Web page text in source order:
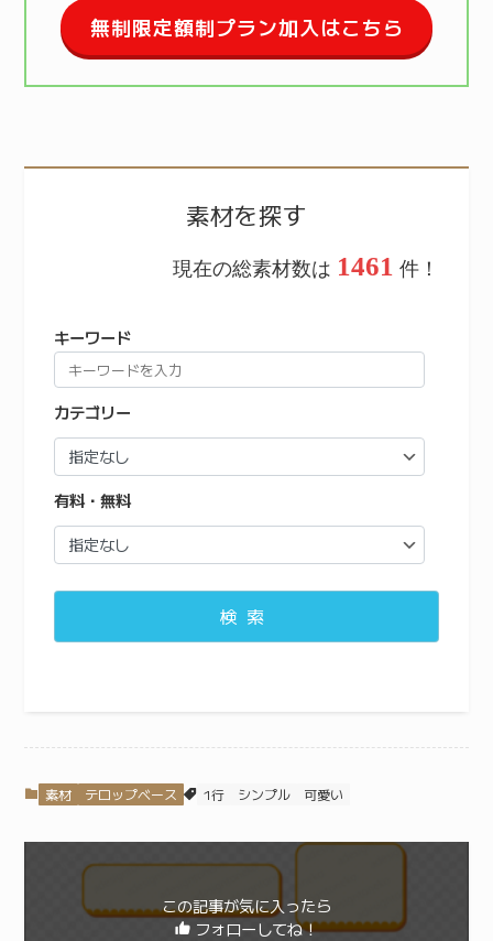
無制限定額制プラン加入はこちら
素材を探す
現在の総素材数は 1461 件！
キーワード
カテゴリー
有料・無料
検索
素材 テロップベース 1行 シンプル 可愛い
この記事が気に入ったら
フォローしてね！